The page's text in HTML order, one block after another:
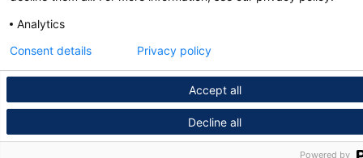
Analytics
Accept all
Decline all
Consent details Privacy policy
Powered by